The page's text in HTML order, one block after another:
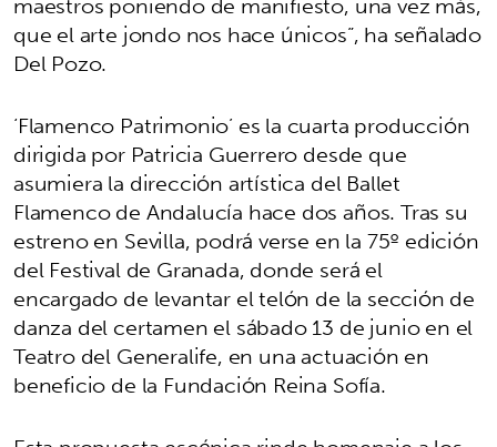
que el arte jondo nos hace únicos”, ha señalado
Del Pozo.
‘Flamenco Patrimonio’ es la cuarta producción
dirigida por Patricia Guerrero desde que
asumiera la dirección artística del Ballet
Flamenco de Andalucía hace dos años. Tras su
estreno en Sevilla, podrá verse en la 75º edición
del Festival de Granada, donde será el
encargado de levantar el telón de la sección de
danza del certamen el sábado 13 de junio en el
Teatro del Generalife, en una actuación en
beneficio de la Fundación Reina Sofía.